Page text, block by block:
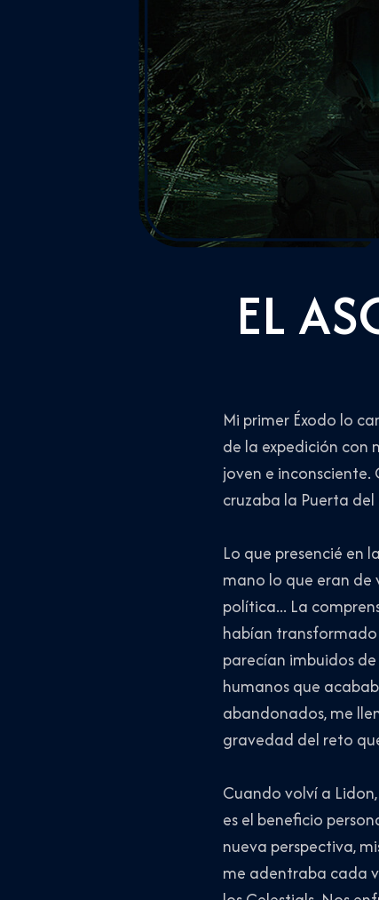
EL
Mi primer Éxodo lo
de la expedición
joven e
cruzaba la Puerta
Lo que presencié en
mano lo que eran de
política... La
habían transformado
parecían imbuidos
humanos que
abandonados, me
gravedad del reto
Cuando volví a
es el beneficio
nueva perspectiva,
me adentraba cada